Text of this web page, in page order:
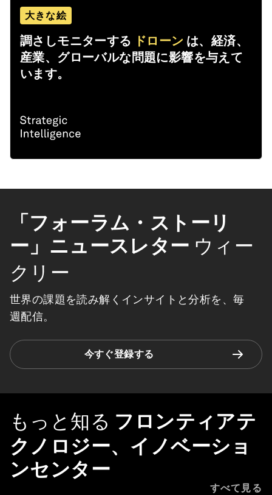
大きな絵
調さしモニターする ドローン は、経済、
産業、グローバルな問題に影響を与えて
います。
「フォーラム・ストーリ
ー」ニュースレター ウィー
クリー
世界の課題を読み解くインサイトと分析を、毎
週配信。
今すぐ登録する
もっと知る フロンティアテ
クノロジー、イノベーショ
ンセンター
すべて見る